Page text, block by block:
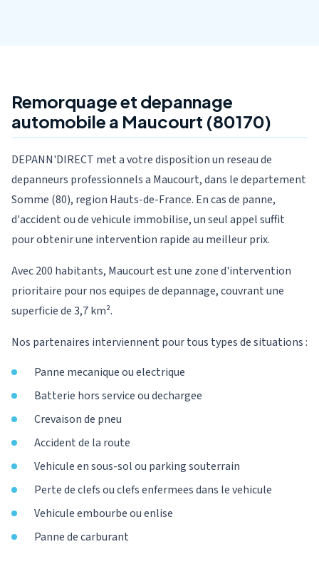
Remorquage et depannage
automobile a Maucourt (80170)
DEPANN'DIRECT met a votre disposition un reseau de
depanneurs professionnels a Maucourt, dans le departement
Somme (80), region Hauts-de-France. En cas de panne,
d'accident ou de vehicule immobilise, un seul appel suffit
pour obtenir une intervention rapide au meilleur prix.
Avec 200 habitants, Maucourt est une zone d'intervention
prioritaire pour nos equipes de depannage, couvrant une
superficie de 3,7 km².
Nos partenaires interviennent pour tous types de situations :
Panne mecanique ou electrique
Batterie hors service ou dechargee
Crevaison de pneu
Accident de la route
Vehicule en sous-sol ou parking souterrain
Perte de clefs ou clefs enfermees dans le vehicule
Vehicule embourbe ou enlise
Panne de carburant